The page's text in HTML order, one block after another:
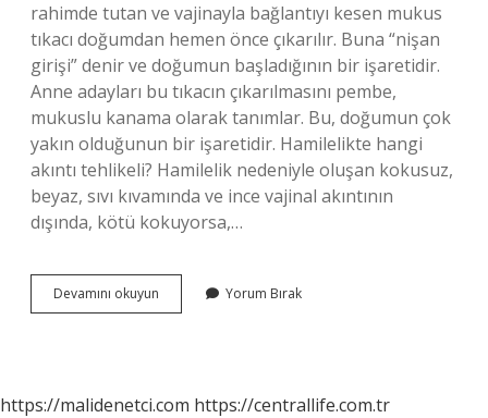
rahimde tutan ve vajinayla bağlantıyı kesen mukus
tıkacı doğumdan hemen önce çıkarılır. Buna “nişan
girişi” denir ve doğumun başladığının bir işaretidir.
Anne adayları bu tıkacın çıkarılmasını pembe,
mukuslu kanama olarak tanımlar. Bu, doğumun çok
yakın olduğunun bir işaretidir. Hamilelikte hangi
akıntı tehlikeli? Hamilelik nedeniyle oluşan kokusuz,
beyaz, sıvı kıvamında ve ince vajinal akıntının
dışında, kötü kokuyorsa,…
Devamını okuyun Gebelikte
Beyaz
Yorum Bırak
https://malidenetci.com https://centrallife.com.tr